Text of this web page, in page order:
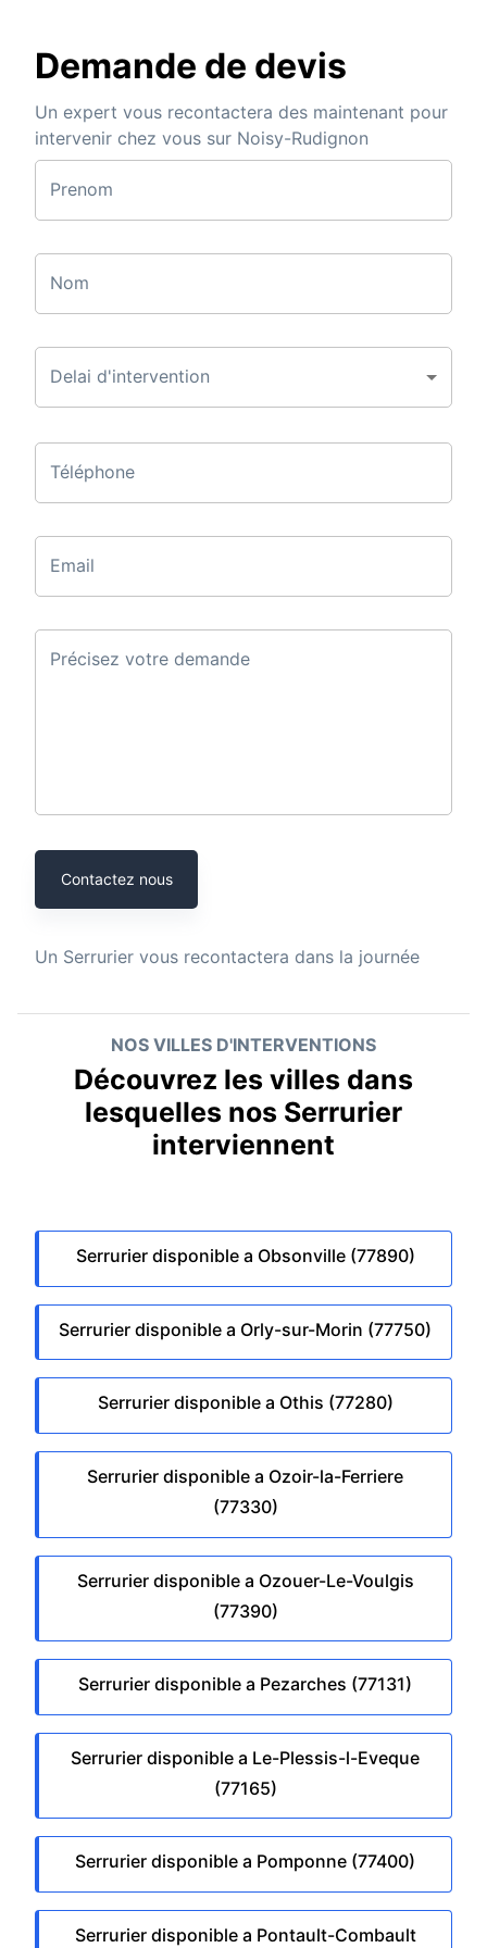
Demande de devis
Un expert vous recontactera des maintenant pour
intervenir chez vous sur Noisy-Rudignon
Prenom
Nom
Delai d'intervention
Téléphone
Email
Précisez votre demande
Contactez nous
Un Serrurier vous recontactera dans la journée
NOS VILLES D'INTERVENTIONS
Découvrez les villes dans
lesquelles nos Serrurier
interviennent
Serrurier disponible a Obsonville (77890)
Serrurier disponible a Orly-sur-Morin (77750)
Serrurier disponible a Othis (77280)
Serrurier disponible a Ozoir-la-Ferriere
(77330)
Serrurier disponible a Ozouer-Le-Voulgis
(77390)
Serrurier disponible a Pezarches (77131)
Serrurier disponible a Le-Plessis-l-Eveque
(77165)
Serrurier disponible a Pomponne (77400)
Serrurier disponible a Pontault-Combault